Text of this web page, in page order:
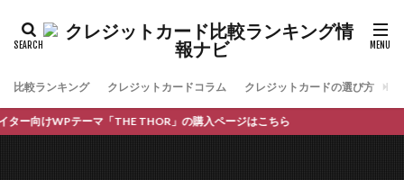
比較ランキング クレジットカードコラム クレジットカードの選び方
向けWPテーマ「THE THOR」の購入ページはこちら